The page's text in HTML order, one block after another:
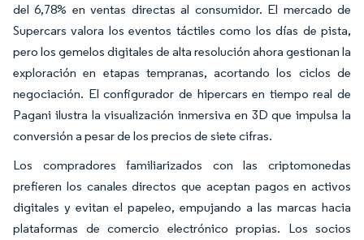
del 6,78% en ventas directas al consumidor. El mercado de
Supercars valora los eventos táctiles como los días de pista,
pero los gemelos digitales de alta resolución ahora gestionan la
exploración en etapas tempranas, acortando los ciclos de
negociación. El configurador de hipercars en tiempo real de
Pagani ilustra la visualización inmersiva en 3D que impulsa la
conversión a pesar de los precios de siete cifras.
Los compradores familiarizados con las criptomonedas
prefieren los canales directos que aceptan pagos en activos
digitales y evitan el papeleo, empujando a las marcas hacia
plataformas de comercio electrónico propias. Los socios